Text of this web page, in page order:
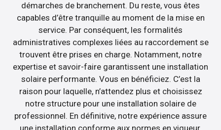
démarches de branchement. Du reste, vous êtes
capables d’être tranquille au moment de la mise en
service. Par conséquent, les formalités
administratives complexes liées au raccordement se
trouvent être prises en charge. Notamment, notre
expertise et savoir-faire garantissent une installation
solaire performante. Vous en bénéficiez. C’est la
raison pour laquelle, n’attendez plus et choisissez
notre structure pour une installation solaire de
professionnel. En définitive, notre expérience assure
une installation conforme aux normes en vigueur.